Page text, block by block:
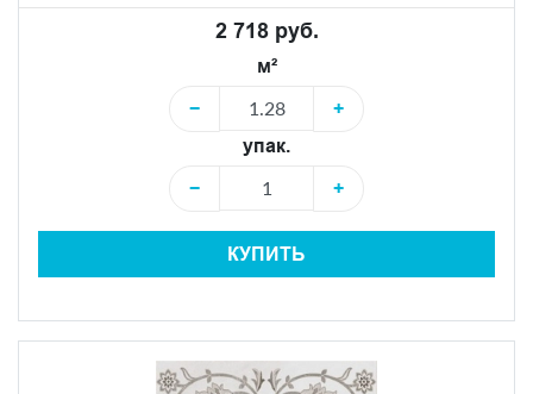
2 718 руб.
м²
−
+
упак.
−
+
КУПИТЬ